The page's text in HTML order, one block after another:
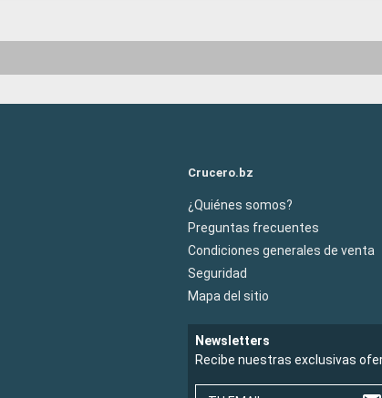
Crucero.bz
¿Quiénes somos?
Preguntas frecuentes
Condiciones generales de venta
Seguridad
Mapa del sitio
Newsletters
Recibe nuestras exclusivas